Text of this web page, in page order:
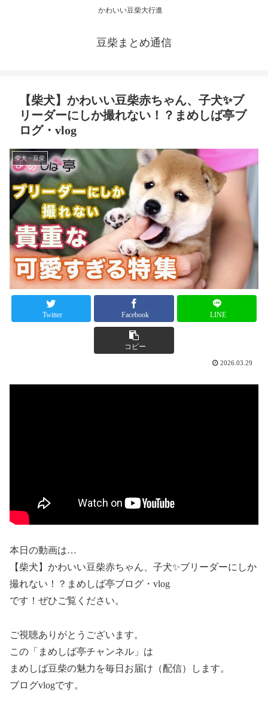
かわいい豆柴大行進
豆柴まとめ通信
【柴犬】かわいい豆柴赤ちゃん、子犬✨ブ
リーダーにしか撮れない！？まめしば亭ブ
ログ・vlog
柴犬・豆柴
Twitter Facebook LINE
コピー
2026.03.29
本日の動画は…
【柴犬】かわいい豆柴赤ちゃん、子犬✨ブリーダーにしか
撮れない！？まめしば亭ブログ・vlog
です！ぜひご覧ください。
ご視聴ありがとうございます。
この「まめしば亭チャンネル」は
まめしば豆柴の魅力を毎日お届け（配信）します。
ブログvlogです。